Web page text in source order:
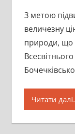
З метою
величезну
природи, що
Читати